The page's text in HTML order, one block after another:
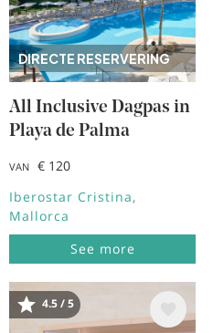
DIRECTE RESERVERING
All Inclusive Dagpas in
Playa de Palma
VAN
€ 120
Iberostar Cristina
Mallorca
See more
Afbeelding
4.5 / 5